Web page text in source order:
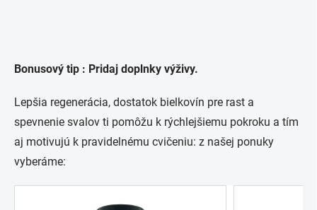
Bonusový tip : Pridaj doplnky výživy.
Lepšia regenerácia, dostatok bielkovín pre rast a
spevnenie svalov ti pomôžu k rýchlejšiemu pokroku a tím
aj motivujú k pravidelnému cvičeniu: z našej ponuky
vyberáme: